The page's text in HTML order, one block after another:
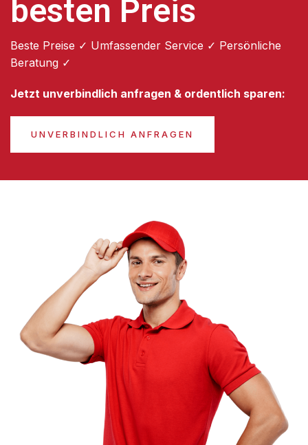
besten Preis
Beste Preise ✓ Umfassender Service ✓ Persönliche
Beratung ✓
Jetzt unverbindlich anfragen & ordentlich sparen:
UNVERBINDLICH ANFRAGEN